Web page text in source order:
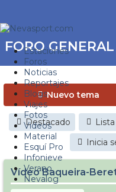
Estaciones
Foros
Noticias
Reportajes
Blogs
Viajes
Fotos
Videos
Material
Esquí Pro
Infonieve
Verano
Nevalog
FORO GENERAL
Nuevo tema
Destacado
Inicia
Vídeo Baqueira-